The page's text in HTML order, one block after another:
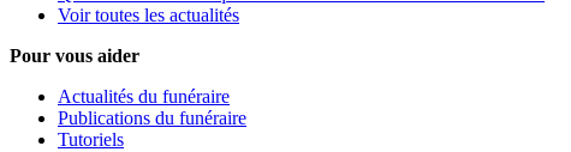
Voir toutes les actualités
Pour vous aider
Actualités du funéraire
Publications du funéraire
Tutoriels